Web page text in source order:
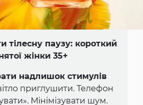
тілесну паузу: короткий
жінки 35+
надлишок стимулів
приглушити. Телефон
Мінімізувати шум.